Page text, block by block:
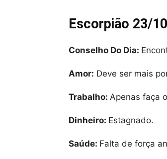
Escorpião 23/
Conselho Do Dia:
Amor: Deve ser mais
Trabalho: Apenas faça
Dinheiro: Estagnado.
Saúde: Falta de força